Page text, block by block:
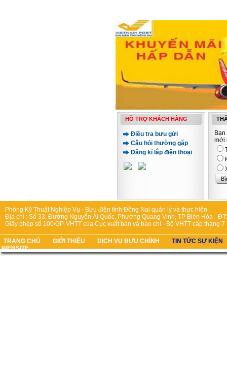
HỖ TRỢ KHÁCH HÀNG
Điều tra bưu gửi
Câu hỏi thường gặp
Đăng kí lắp điện thoại
mới
Phòng Kỹ Thuật Nghiệp Vụ - Bưu điện tỉnh Đồng Nai quản lý và thực hiện
Địa chỉ : Số 33, Đường Nguyễn Ái Quốc, Phường Quang Vinh, TP Biên Hòa -
Giấy phép số 100/GP-VHTT của Cục xuất bản và báo chí - Bộ VHTT cấp tháng 7
TRANG CHỦ GIỚI THIỆU DỊCH VỤ BƯU CHÍNH
TIN TỨC SỰ KIỆN
WEBSITE